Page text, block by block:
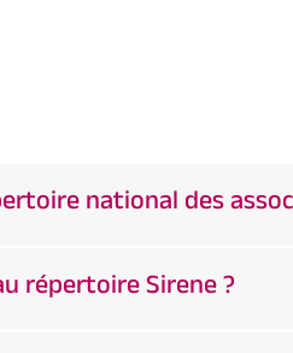
national des
répertoire Sirene ?